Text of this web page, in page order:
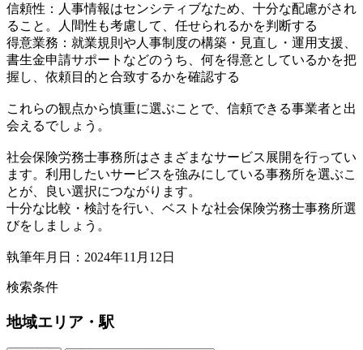
信頼性：人事情報はセンシティブなため、十分な配慮がされ
ること。人間性も考慮して、任せられるかを判断する
得意業務：就業規則や人事制度の構築・見直し・運用支援、
書生金申請サポートなどのうち、何を得意としているかを把
握し、依頼目的と合致するかを確認する
これらの観点から慎重に選ぶことで、信頼できる事業者と出
会えるでしょう。
社会保険労務士事務所はさまざまなサービス展開を行ってい
ます。利用したいサービスを強みにしている事務所を選ぶこ
とが、良い選択につながります。
十分な比較・検討を行い、ベストな社会保険労務士事務所選
びをしましょう。
執筆年月日：2024年11月12日
検索条件
地域エリア・駅